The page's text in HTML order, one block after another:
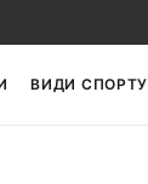
ВИДИ СПОРТУ